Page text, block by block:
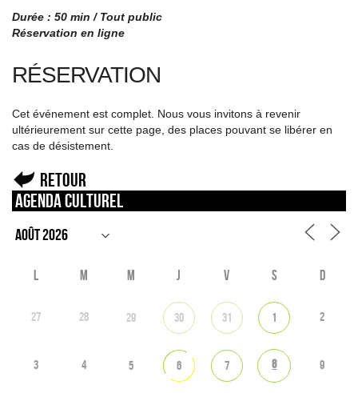
Durée : 50 min / Tout public
Réservation en ligne
RÉSERVATION
Cet événement est complet. Nous vous invitons à revenir
ultérieurement sur cette page, des places pouvant se libérer en
cas de désistement.
Retour
Agenda culturel
L M M J V S D
27 28 29 30 31 1 2
3 4 5 6 7 8 9